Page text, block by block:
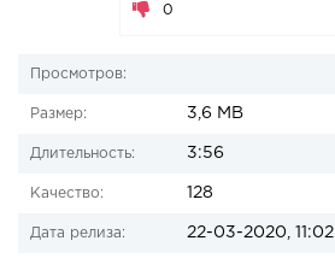
0
Просмотров:
Размер: 3,6 MB
Длительность: 3:56
Качество: 128
Дата релиза: 22-03-2020, 11:02